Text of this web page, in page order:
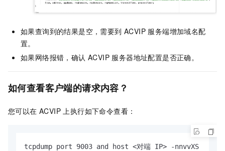
如果查询到的结果是空，需要到 ACVIP 服务端增加域名配
置。
如果网络报错，确认 ACVIP 服务器地址配置是否正确。
如何查看客户端的请求内容？
您可以在 ACVIP 上执行如下命令查看：
tcpdump port 9003 and host <对端 IP> -nnvvXS